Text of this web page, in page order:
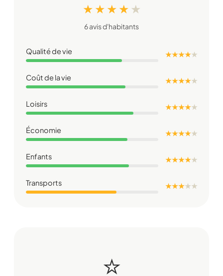
★ ★ ★ ★ ★
6 avis d'habitants
Qualité de vie ★ ★ ★ ★★
Coût de la vie ★ ★ ★ ★★
Loisirs ★ ★ ★ ★★
Économie ★ ★ ★ ★★
Enfants ★ ★ ★ ★★
Transports ★ ★ ★★★
⭐